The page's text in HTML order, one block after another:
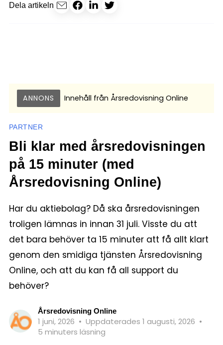
Dela artikeln
ANNONS Innehåll från Årsredovisning Online
PARTNER
Bli klar med årsredovisningen
på 15 minuter (med
Årsredovisning Online)
Har du aktiebolag? Då ska årsredovisningen
troligen lämnas in innan 31 juli. Visste du att
det bara behöver ta 15 minuter att få allt klart
genom den smidiga tjänsten Årsredovisning
Online, och att du kan få all support du
behöver?
Årsredovisning Online
1 juni, 2026 • Uppdaterades 1 augusti, 2026 •
5 minuters läsning